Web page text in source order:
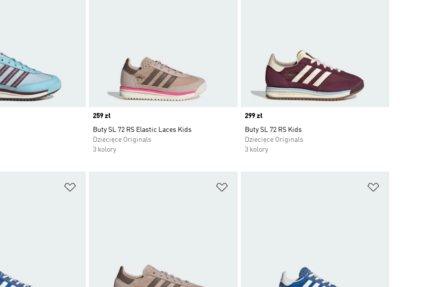
Price
259 zł
Buty SL 72 RS Elastic Laces Kids
Dziecięce Originals
3 kolory
Price
299 zł
Buty SL 72 RS Kids
Dziecięce Originals
3 kolory